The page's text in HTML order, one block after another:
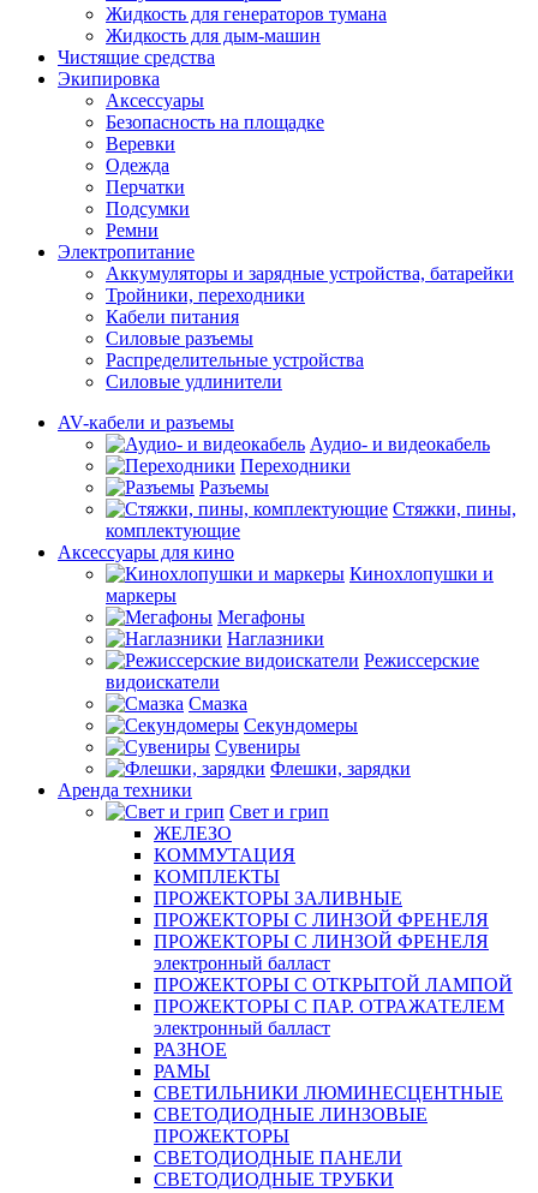
Жидкость для генераторов тумана
Жидкость для дым-машин
Чистящие средства
Экипировка
Аксессуары
Безопасность на площадке
Веревки
Одежда
Перчатки
Подсумки
Ремни
Электропитание
Аккумуляторы и зарядные устройства, батарейки
Тройники, переходники
Кабели питания
Силовые разъемы
Распределительные устройства
Силовые удлинители
AV-кабели и разъемы
Аудио- и видеокабель
Переходники
Разъемы
Стяжки, пины,
комплектующие
Аксессуары для кино
Кинохлопушки и
маркеры
Мегафоны
Наглазники
Режиссерские
видоискатели
Смазка
Секундомеры
Сувениры
Флешки, зарядки
Аренда техники
Свет и грип
ЖЕЛЕЗО
КОММУТАЦИЯ
КОМПЛЕКТЫ
ПРОЖЕКТОРЫ ЗАЛИВНЫЕ
ПРОЖЕКТОРЫ С ЛИНЗОЙ ФРЕНЕЛЯ
ПРОЖЕКТОРЫ С ЛИНЗОЙ ФРЕНЕЛЯ
электронный балласт
ПРОЖЕКТОРЫ С ОТКРЫТОЙ ЛАМПОЙ
ПРОЖЕКТОРЫ С ПАР. ОТРАЖАТЕЛЕМ
электронный балласт
РАЗНОЕ
РАМЫ
СВЕТИЛЬНИКИ ЛЮМИНЕСЦЕНТНЫЕ
СВЕТОДИОДНЫЕ ЛИНЗОВЫЕ
ПРОЖЕКТОРЫ
СВЕТОДИОДНЫЕ ПАНЕЛИ
СВЕТОДИОДНЫЕ ТРУБКИ